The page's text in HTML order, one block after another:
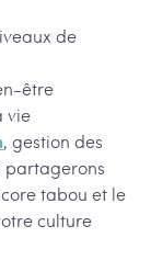
de
être
vie
, gestion des
partagerons
tabou et le
culture